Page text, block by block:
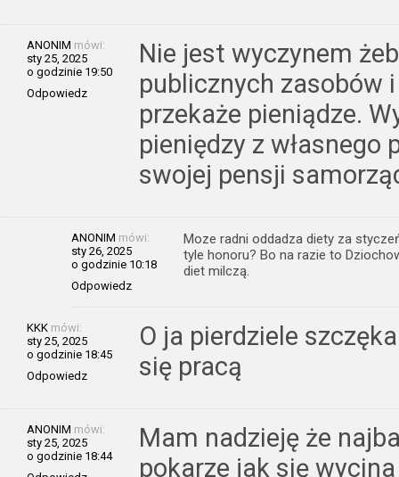
ANONIM mówi:
sty 25, 2025
o godzinie 19:50
Odpowiedz
Nie jest wyczynem
publicznych zasobów
przekaże pieniądze.
pieniędzy z własnego
swojej pensji
ANONIM mówi:
sty 26, 2025
o godzinie 10:18
Odpowiedz
Moze radni oddadza diety za
tyle honoru? Bo na razie to
diet milczą.
KKK mówi:
sty 25, 2025
o godzinie 18:45
Odpowiedz
O ja pierdziele
się pracą
ANONIM mówi:
sty 25, 2025
o godzinie 18:44
Mam nadzieję że
pokarze jak się